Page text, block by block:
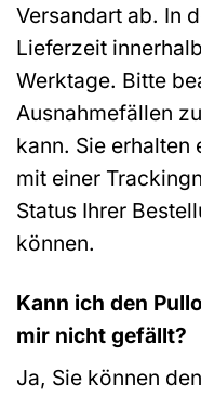
Versandart ab. In
Lieferzeit
Werktage. Bitte
Ausnahmefällen
kann. Sie erhalten
mit einer
Status Ihrer
können.
Kann ich den
mir nicht gefällt?
Ja, Sie können